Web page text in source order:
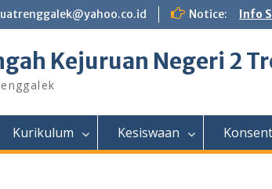
Notice: Info
Kejuruan Negeri 2
Kurikulum Kesiswaan